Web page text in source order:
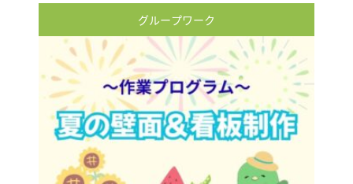
グループワーク